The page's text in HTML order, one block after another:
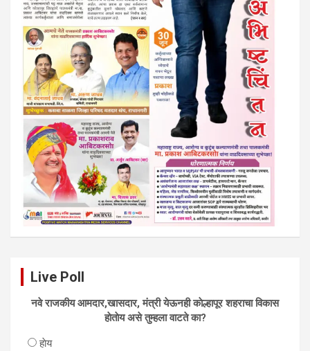
Live Poll
नवे राजकीय आमदार,खासदार, मंत्री येऊनही काेल्हापूर शहराचा विकास
हाेताेय असे तुम्हला वाटते का?
हाेय